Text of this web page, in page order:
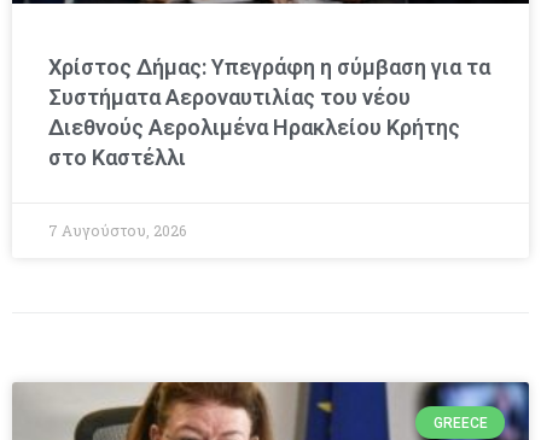
Χρίστος Δήμας: Υπεγράφη η σύμβαση για τα
Συστήματα Αεροναυτιλίας του νέου
Διεθνούς Αερολιμένα Ηρακλείου Κρήτης
στο Καστέλλι
7 Αυγούστου, 2026
GREECE